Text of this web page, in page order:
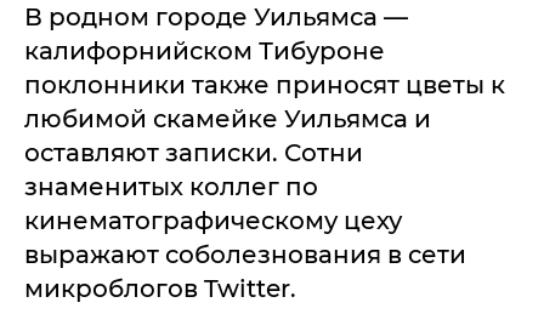
В родном городе Уильямса —
калифорнийском Тибуроне
поклонники также приносят цветы к
любимой скамейке Уильямса и
оставляют записки. Сотни
знаменитых коллег по
кинематографическому цеху
выражают соболезнования в сети
микроблогов Twitter.